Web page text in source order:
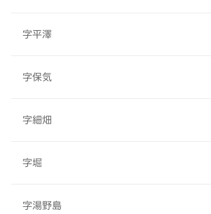
字平澤
字保気
字細畑
字堀
字湯野島